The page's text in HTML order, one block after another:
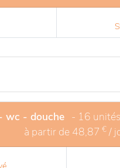
wc - douche - 16 unités
à partir de 48,87 € /